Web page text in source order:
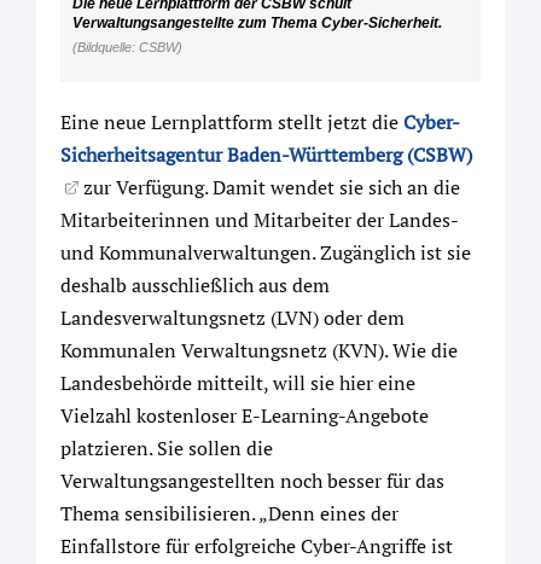
Verwaltungsangestellte zum Thema Cyber-Sicherheit.
(Bildquelle: CSBW)
Eine neue Lernplattform stellt jetzt dieCyber-
Sicherheitsagentur Baden-Württemberg (CSBW)
zur Verfügung. Damit wendet sie sich an die
Mitarbeiterinnen und Mitarbeiter der Landes-
und Kommunalverwaltungen. Zugänglich ist sie
deshalb ausschließlich aus dem
Landesverwaltungsnetz (LVN) oder dem
Kommunalen Verwaltungsnetz (KVN). Wie die
Landesbehörde mitteilt, will sie hier eine
Vielzahl kostenloser E-Learning-Angebote
platzieren. Sie sollen die
Verwaltungsangestellten noch besser für das
Thema sensibilisieren. „Denn eines der
Einfallstore für erfolgreiche Cyber-Angriffe ist